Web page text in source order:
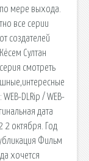
мере выхода.
все серии
создателей
Султан
смотреть
DLRip / WEB-
дата
2 октября. Год
Фильм
хочется